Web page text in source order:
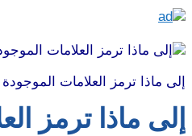
إلى ماذا ترمز العلامات
إلى ماذا ترمز